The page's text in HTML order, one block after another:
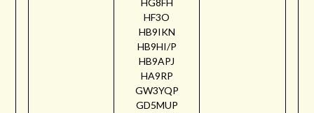
HG8FH
HF3O
HB9IKN
HB9HI/P
HB9APJ
HA9RP
GW3YQP
GD5MUP